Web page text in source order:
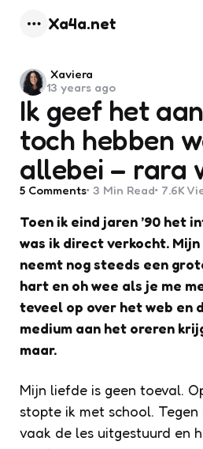
Xa4a.net
Ik geef het
toch hebben
allebei – rara
Posted
by
Xaviera
13 years ago
5 Comments 3 Min Read 7.6K
Toen ik eind jaren ’90 het
was ik direct verkocht.
neemt nog steeds een
hart en oh wee als je me
teveel op over het web en
medium aan het oreren
maar.
Mijn liefde is geen toeval.
stopte ik met school.
vaak de les uitgestuurd en